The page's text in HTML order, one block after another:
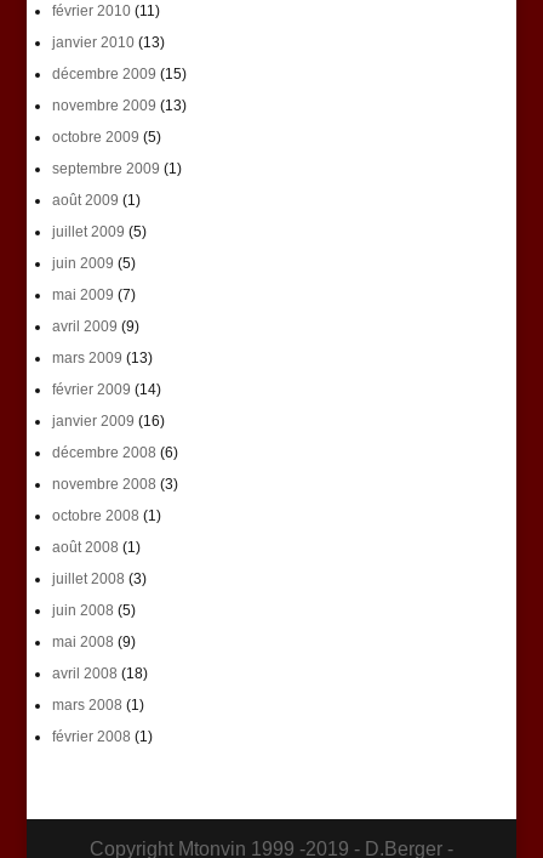
février 2010(11)
janvier 2010(13)
décembre 2009 (15)
novembre 2009 (13)
octobre 2009 (5)
septembre 2009 (1)
août 2009 (1)
juillet 2009 (5)
juin 2009 (5)
mai 2009 (7)
avril 2009 (9)
mars 2009 (13)
février 2009 (14)
janvier 2009 (16)
décembre 2008 (6)
novembre 2008 (3)
octobre 2008 (1)
août 2008 (1)
juillet 2008 (3)
juin 2008 (5)
mai 2008 (9)
avril 2008 (18)
mars 2008 (1)
février 2008 (1)
Copyright Mtonvin 1999 -2019 - D.Berger -